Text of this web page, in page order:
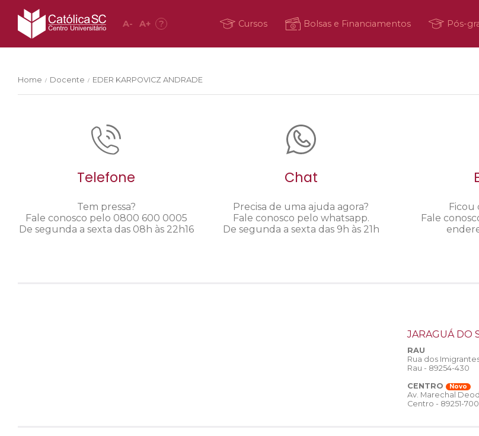
A- A+ ? Cursos Bolsas e Financiamentos Pós-
Home / Docente / EDER KARPOVICZ ANDRADE
Telefone
Tem pressa?
Fale conosco pelo 0800 600 0005
De segunda a sexta das 08h às 22h16
Chat
Precisa de uma ajuda agora?
Fale conosco pelo whatsapp.
De segunda a sexta das 9h às 21h
Ficou
Fale
JARAGUÁ DO
RAU
Rua dos
Rau - 89254-430
CENTRO
Novo
Av. Marechal
Centro - 89251-700